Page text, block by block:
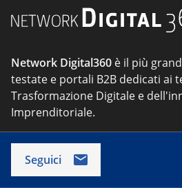
Network Digital360 è il più
testate e portali B2B dedicati ai
Trasformazione Digitale e
Imprenditoriale.
Seguici